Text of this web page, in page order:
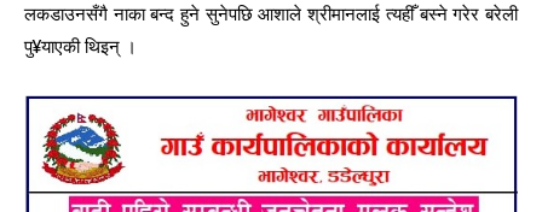
लकडाउनसँगै नाका बन्द हुने सुनेपछि आशाले श्रीमानलाई त्यहीँ बस्ने गरेर बरेली
पु¥याएकी थिइन् ।